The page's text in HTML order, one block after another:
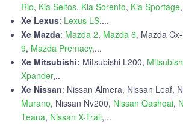
Rio, Kia Seltos, Kia Sorento, Kia Sportage
Xe Lexus: Lexus LS,...
Xe Mazda: Mazda 2, Mazda 6, Mazda
9, Mazda Premacy,...
Xe Mitsubishi: Mitsubishi L200,
Xpander,..
Xe Nissan: Nissan Almera, Nissan Leaf,
Murano, Nissan Nv200, Nissan Qashqai,
Teana, Nissan X-Trail,...